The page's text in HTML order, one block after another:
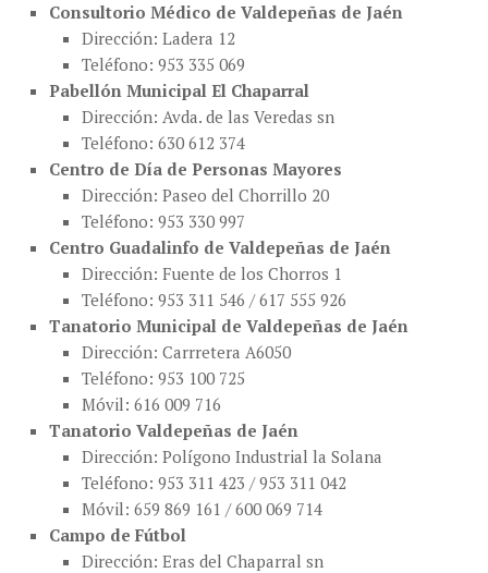
Consultorio Médico de Valdepeñas de Jaén
Dirección: Ladera 12
Teléfono: 953 335 069
Pabellón Municipal El Chaparral
Dirección: Avda. de las Veredas sn
Teléfono: 630 612 374
Centro de Día de Personas Mayores
Dirección: Paseo del Chorrillo 20
Teléfono: 953 330 997
Centro Guadalinfo de Valdepeñas de Jaén
Dirección: Fuente de los Chorros 1
Teléfono: 953 311 546 / 617 555 926
Tanatorio Municipal de Valdepeñas de Jaén
​Dirección: Carrretera A6050
Teléfono: 953 100 725
Móvil: 616 009 716
Tanatorio Valdepeñas de Jaén
​Dirección: Polígono Industrial la Solana
Teléfono: 953 311 423 / 953 311 042
Móvil: 659 869 161 / 600 069 714
Campo de Fútbol​
​Dirección: Eras del Chaparral sn